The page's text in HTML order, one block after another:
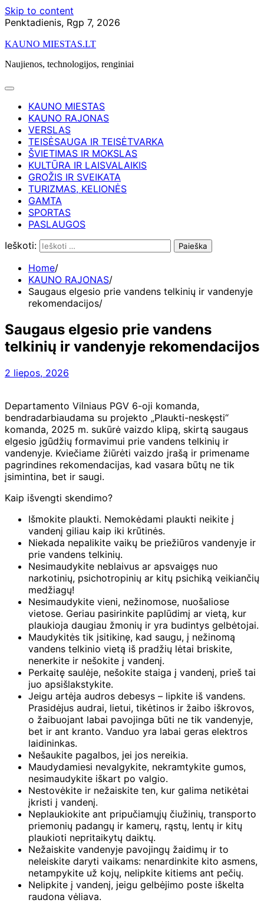
Skip to content
Penktadienis, Rgp 7, 2026
KAUNO MIESTAS.LT
Naujienos, technologijos, renginiai
KAUNO MIESTAS
KAUNO RAJONAS
VERSLAS
TEISĖSAUGA IR TEISĖTVARKA
ŠVIETIMAS IR MOKSLAS
KULTŪRA IR LAISVALAIKIS
GROŽIS IR SVEIKATA
TURIZMAS, KELIONĖS
GAMTA
SPORTAS
PASLAUGOS
Ieškoti:
Home
KAUNO RAJONAS
Saugaus elgesio prie vandens telkinių ir vandenyje
rekomendacijos
Saugaus elgesio prie vandens
telkinių ir vandenyje rekomendacijos
2 liepos, 2026
Departamento Vilniaus PGV 6-oji komanda,
bendradarbiaudama su projekto „Plaukti-neskęsti“
komanda, 2025 m. sukūrė vaizdo klipą, skirtą saugaus
elgesio įgūdžių formavimui prie vandens telkinių ir
vandenyje. Kviečiame žiūrėti vaizdo įrašą ir primename
pagrindines rekomendacijas, kad vasara būtų ne tik
įsimintina, bet ir saugi.
Kaip išvengti skendimo?
Išmokite plaukti. Nemokėdami plaukti neikite į
vandenį giliau kaip iki krūtinės.
Niekada nepalikite vaikų be priežiūros vandenyje ir
prie vandens telkinių.
Nesimaudykite neblaivus ar apsvaigęs nuo
narkotinių, psichotropinių ar kitų psichiką veikiančių
medžiagų!
Nesimaudykite vieni, nežinomose, nuošaliose
vietose. Geriau pasirinkite paplūdimį ar vietą, kur
plaukioja daugiau žmonių ir yra budintys gelbėtojai.
Maudykitės tik įsitikinę, kad saugu, į nežinomą
vandens telkinio vietą iš pradžių lėtai briskite,
nenerkite ir nešokite į vandenį.
Perkaitę saulėje, nešokite staiga į vandenį, prieš tai
juo apsišlakstykite.
Jeigu artėja audros debesys – lipkite iš vandens.
Prasidėjus audrai, lietui, tikėtinos ir žaibo iškrovos,
o žaibuojant labai pavojinga būti ne tik vandenyje,
bet ir ant kranto. Vanduo yra labai geras elektros
laidininkas.
Nešaukite pagalbos, jei jos nereikia.
Maudydamiesi nevalgykite, nekramtykite gumos,
nesimaudykite iškart po valgio.
Nestovėkite ir nežaiskite ten, kur galima netikėtai
įkristi į vandenį.
Neplaukiokite ant pripučiamųjų čiužinių, transporto
priemonių padangų ir kamerų, rąstų, lentų ir kitų
plaukioti nepritaikytų daiktų.
Nežaiskite vandenyje pavojingų žaidimų ir to
neleiskite daryti vaikams: nenardinkite kito asmens,
netampykite už kojų, nelipkite kitiems ant pečių.
Nelipkite į vandenį, jeigu gelbėjimo poste iškelta
raudona vėliava.